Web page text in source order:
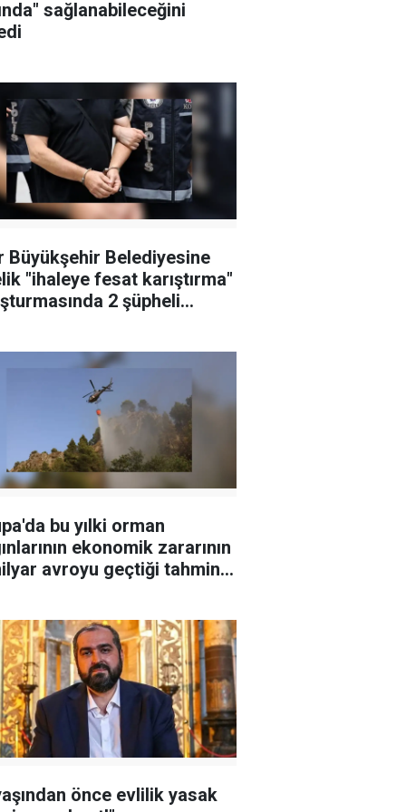
sağlanabileceğini
Büyükşehir Belediyesine
"ihaleye fesat karıştırma"
2 şüpheli
bu yılki orman
ekonomik zararının
avroyu geçtiği tahmin
önce evlilik yasak